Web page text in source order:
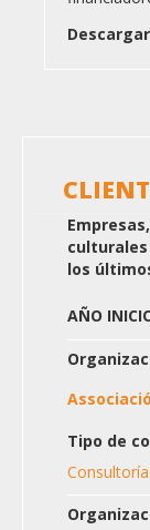
los
AÑO
Tipo de